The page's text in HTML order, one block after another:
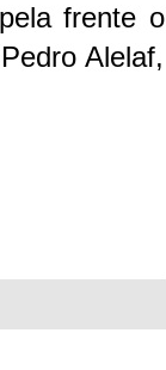
frente o
Alelaf,